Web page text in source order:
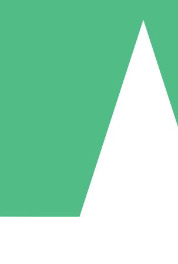
Individuele
per gebruik met downloadtegoeden. Geen
5 Downloaden
US$